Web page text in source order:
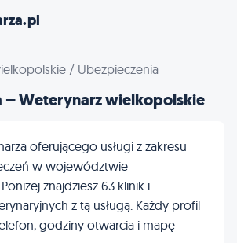
/ Ubezpieczenia
– Weterynarz wielkopolskie
oferującego usługi z zakresu
w województwie
znajdziesz 63 klinik i
z tą usługą. Każdy profil
godziny otwarcia i mapę